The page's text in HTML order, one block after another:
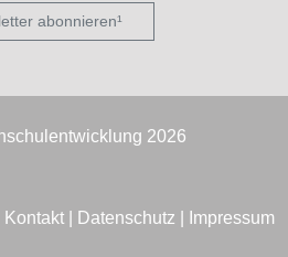
abonnieren¹
2026
Kontakt| Datenschutz Impressum